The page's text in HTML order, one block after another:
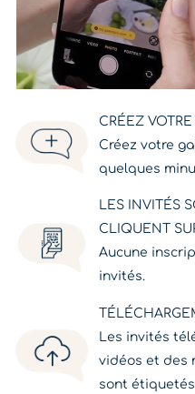
CRÉEZ
Créez votre
quelques
LES INVITÉS
CLIQUENT
Aucune
invités.
Les invités
vidéos et des
sont